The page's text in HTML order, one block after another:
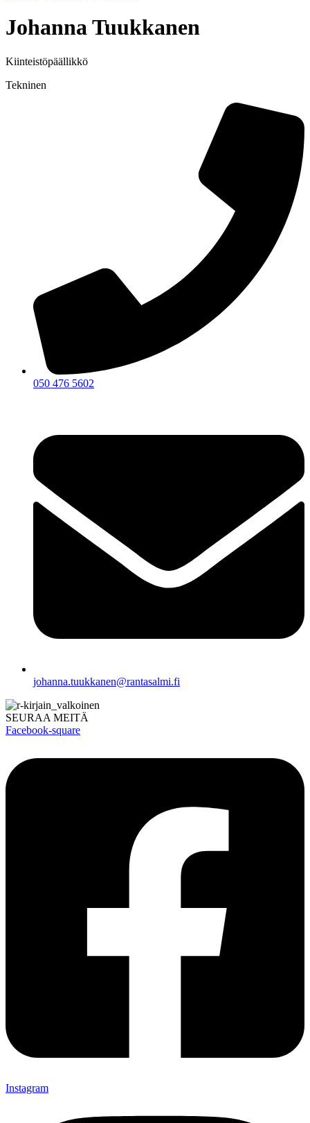
Johanna Tuukkanen
Kiinteistöpäällikkö
Tekninen
050 476 5602
johanna.tuukkanen@rantasalmi.fi
SEURAA MEITÄ
Facebook-square
Instagram